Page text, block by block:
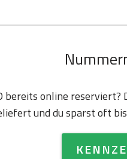
bereits online
und du sparst oft